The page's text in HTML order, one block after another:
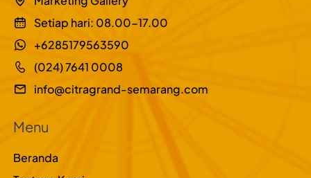
Setiap hari: 08.00-17.00
+6285179563590
(024) 7641 0008
info@citragrand-semarang.com
Menu
Beranda